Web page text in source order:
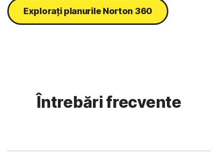
Explorați planurile Norton 360
Întrebări frecvente